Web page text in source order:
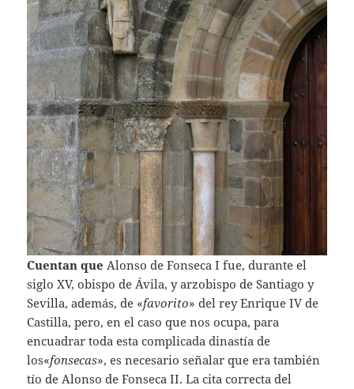
Cuentan que Alonso de Fonseca I fue, durante el
siglo XV, obispo de Ávila, y arzobispo de Santiago y
Sevilla, además, de «favorito» del rey Enrique IV de
Castilla, pero, en el caso que nos ocupa, para
encuadrar toda esta complicada dinastía de
los«fonsecas», es necesario señalar que era también
tío de Alonso de Fonseca II. La cita correcta del